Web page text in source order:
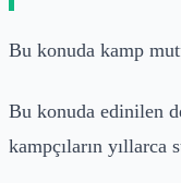
Bu konuda kamp
Bu konuda edinilen
kampçıların